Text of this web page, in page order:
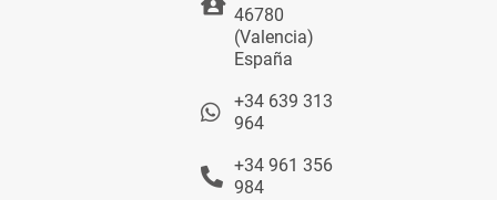
46780
(Valencia)
España
+34 639 313
964
+34 961 356
984